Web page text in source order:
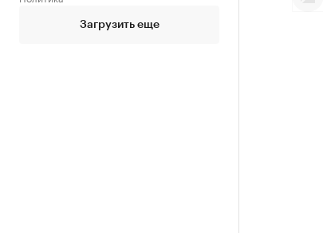
Загрузить еще